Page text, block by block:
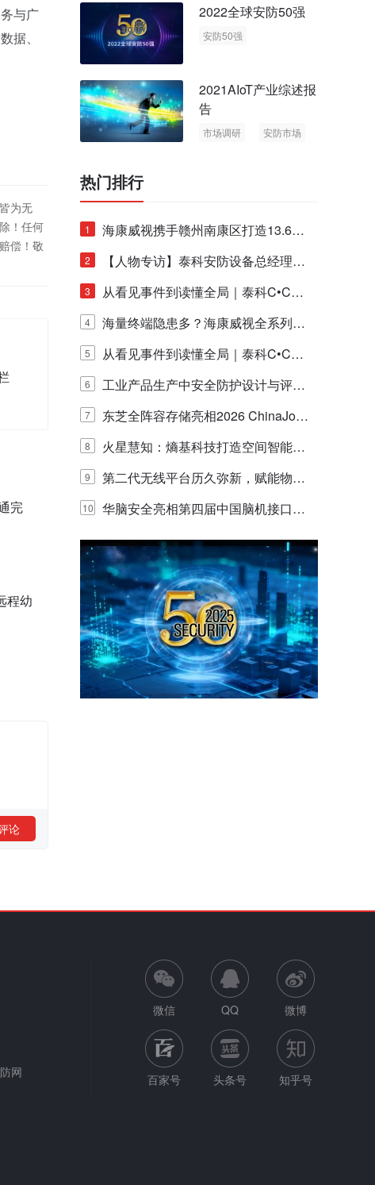
与广
据、
为无
！任何
偿！敬
完
程幼
论
2022全球安防50强
安防50强
2021AIoT产业综述报
告
市场调研
安防市场
热门排行
1
海康威视携手赣州南康区打造13.6公
里绿波网
2
【人物专访】泰科安防设备总经理张
宁解码安防出海新范式
3
从看见事件到读懂全局｜泰科C•CUR
E IQ 3.20开启安防运营智能新时代
4
海量终端隐患多？海康威视全系列物
联安全产品，四层守护更放心！
5
从看见事件到读懂全局｜泰科C•CUR
E IQ 3.20开启安防运营智能新时代
6
工业产品生产中安全防护设计与评估
的实践与探讨
7
东芝全阵容存储亮相2026 ChinaJo
y，以海量数据底座赋能“与AI同游”新
体验
8
火星慧知：熵基科技打造空间智能时
代的认知中枢
9
第二代无线平台历久弥新，赋能物联
网创新迭代
10
华脑安全亮相第四届中国脑机接口大
赛 工业安全脑机接口技术赢行业顶级
专家关注
网
微信 QQ 微博
百家号 头条号 知乎号